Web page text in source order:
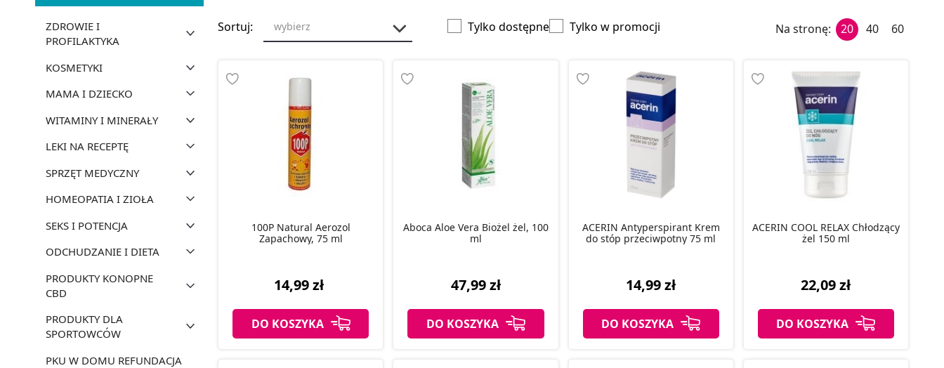
ZDROWIE I
PROFILAKTYKA
KOSMETYKI
MAMA I DZIECKO
WITAMINY I MINERAŁY
LEKI NA RECEPTĘ
SPRZĘT MEDYCZNY
HOMEOPATIA I ZIOŁA
SEKS I POTENCJA
ODCHUDZANIE I DIETA
PRODUKTY KONOPNE
CBD
PRODUKTY DLA
SPORTOWCÓW
PKU W DOMU REFUNDACJA
Sortuj: wybierz Tylko dostępne Tylko w promocji Na stronę: 20 40 60
100P Natural Aerozol
Zapachowy, 75 ml
14,99 zł
DO KOSZYKA
Aboca Aloe Vera Biożel żel, 100
ml
47,99 zł
DO KOSZYKA
ACERIN Antyperspirant Krem
do stóp przeciwpotny 75 ml
14,99 zł
DO KOSZYKA
ACERIN COOL RELAX Chłodzący
żel 150 ml
22,09 zł
DO KOSZYKA